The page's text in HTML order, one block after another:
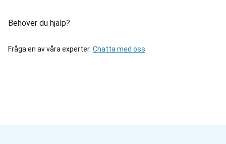
Behöver du hjälp?
Fråga en av våra experter. Chatta med oss